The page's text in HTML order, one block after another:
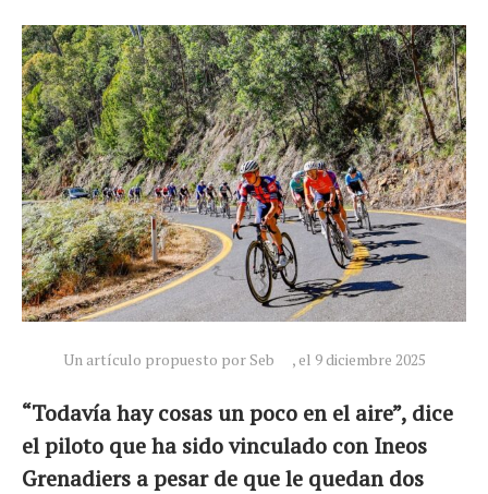
Un artículo propuesto por Seb , el 9 diciembre 2025
“Todavía hay cosas un poco en el aire”, dice
el piloto que ha sido vinculado con Ineos
Grenadiers a pesar de que le quedan dos